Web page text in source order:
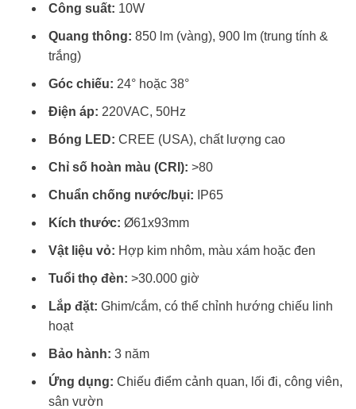
Công suất: 10W
Quang thông: 850 lm (vàng), 900 lm (trung tính &
trắng)
Góc chiếu: 24° hoặc 38°
Điện áp: 220VAC, 50Hz
Bóng LED: CREE (USA), chất lượng cao
Chỉ số hoàn màu (CRI): >80
Chuẩn chống nước/bụi: IP65
Kích thước: Ø61x93mm
Vật liệu vỏ: Hợp kim nhôm, màu xám hoặc đen
Tuổi thọ đèn: >30.000 giờ
Lắp đặt: Ghim/cắm, có thể chỉnh hướng chiếu linh
hoạt
Bảo hành: 3 năm
Ứng dụng: Chiếu điểm cảnh quan, lối đi, công viên,
sân vườn